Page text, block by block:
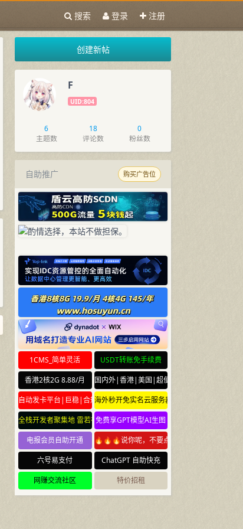
搜索 登录 注册
blog.town zhuti.com baidu.sb iiww.net
创建新帖
F
UID:804
6
主题数
18
评论数
0
粉丝数
自助推广 购买广告位
1CMS_简单灵活
USDT转账免手续费
香港2核2G 8.88/月
国内外|香港|美国|超便宜云服务器
自动发卡平台|巨稳|合规海外秒开免实名云服务器
全栈开发者聚集地 雷若社区 leiruo.com
免费享GPT模型AI生图
电报会员自助开通
🔥🔥🔥说你呢，不要点🔥🔥🔥
六号易支付
ChatGPT 自助快充
网赚交流社区
特价招租